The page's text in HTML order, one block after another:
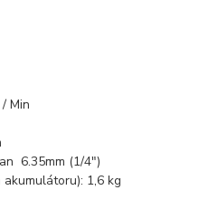
Min
6.35mm (1/4")
1,6 kg